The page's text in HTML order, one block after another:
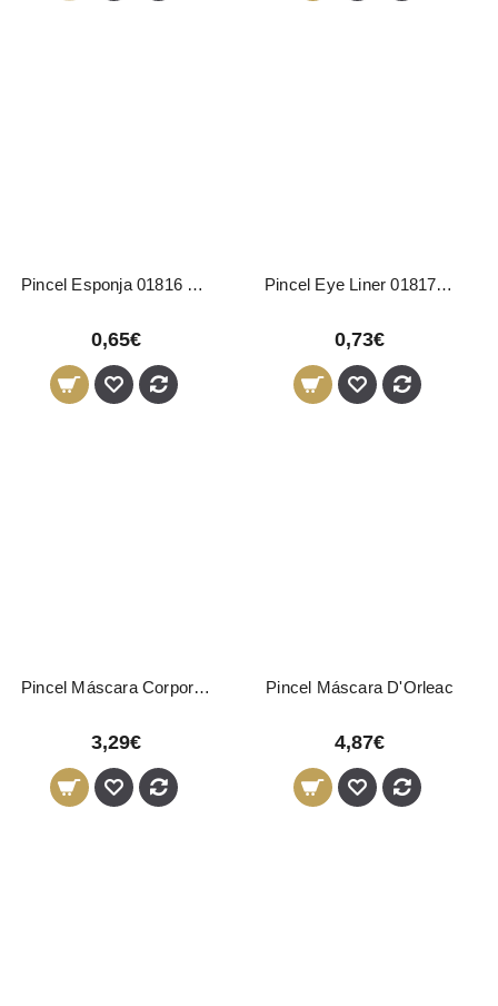
Pincel Esponja 01816 Pollié
0,65€
Pincel Eye Liner 01817 Pollié
0,73€
Pincel Máscara Corporal 15,5cm Sibel
3,29€
Pincel Máscara D'Orleac
4,87€